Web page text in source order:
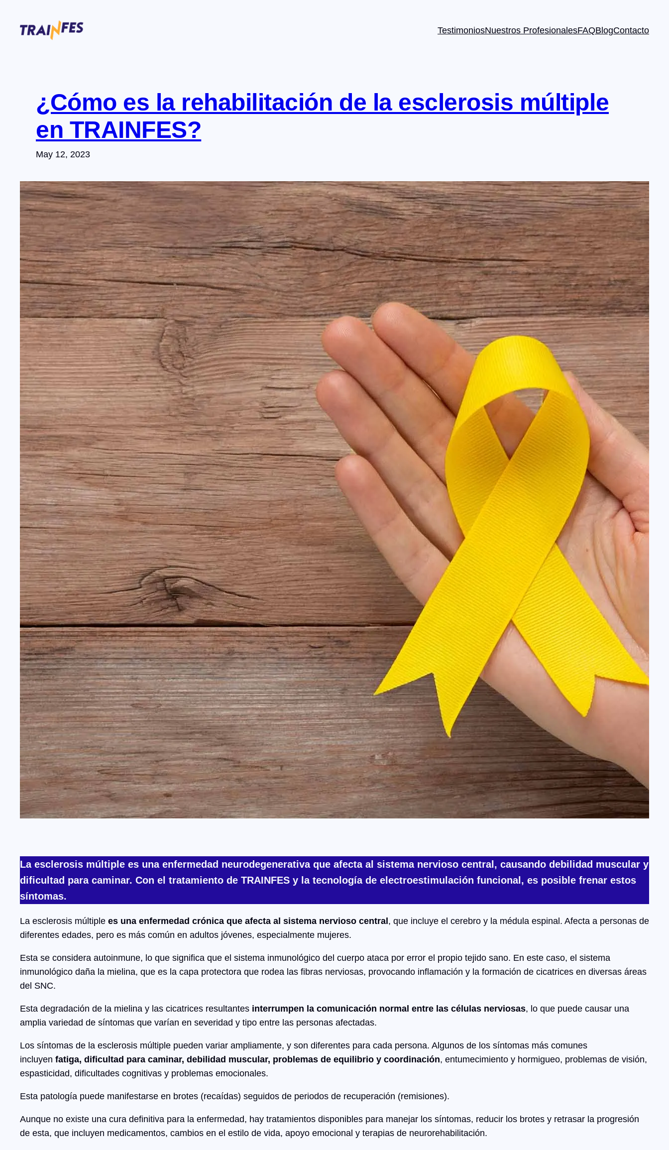
content
TestimoniosNuestros ProfesionalesFAQBlogContacto
¿Cómo es la rehabilitación de la esclerosis múltiple
en TRAINFES?
May 12, 2023
La esclerosis múltiple es una enfermedad neurodegenerativa que afecta al sistema nervioso central, causando debilidad muscular y
dificultad para caminar. Con el tratamiento de TRAINFES y la tecnología de electroestimulación funcional, es posible frenar estos
síntomas.
La esclerosis múltiple es una enfermedad crónica que afecta al sistema nervioso central, que incluye el cerebro y la médula espinal. Afecta a personas de
diferentes edades, pero es más común en adultos jóvenes, especialmente mujeres.
Esta se considera autoinmune, lo que significa que el sistema inmunológico del cuerpo ataca por error el propio tejido sano. En este caso, el sistema
inmunológico daña la mielina, que es la capa protectora que rodea las fibras nerviosas, provocando inflamación y la formación de cicatrices en diversas áreas
del SNC.
Esta degradación de la mielina y las cicatrices resultantes interrumpen la comunicación normal entre las células nerviosas, lo que puede causar una
amplia variedad de síntomas que varían en severidad y tipo entre las personas afectadas.
Los síntomas de la esclerosis múltiple pueden variar ampliamente, y son diferentes para cada persona. Algunos de los síntomas más comunes
incluyen fatiga, dificultad para caminar, debilidad muscular, problemas de equilibrio y coordinación, entumecimiento y hormigueo, problemas de visión,
espasticidad, dificultades cognitivas y problemas emocionales.
Esta patología puede manifestarse en brotes (recaídas) seguidos de periodos de recuperación (remisiones).
Aunque no existe una cura definitiva para la enfermedad, hay tratamientos disponibles para manejar los síntomas, reducir los brotes y retrasar la progresión
de esta, que incluyen medicamentos, cambios en el estilo de vida, apoyo emocional y terapias de neurorehabilitación.